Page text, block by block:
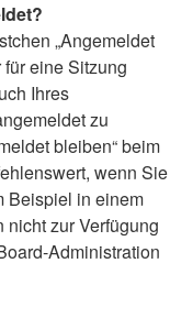
„Angemeldet
eine Sitzung
Ihres
zu
bleiben“ beim
wenn Sie
Beispiel in einem
nicht zur Verfügung
Administration